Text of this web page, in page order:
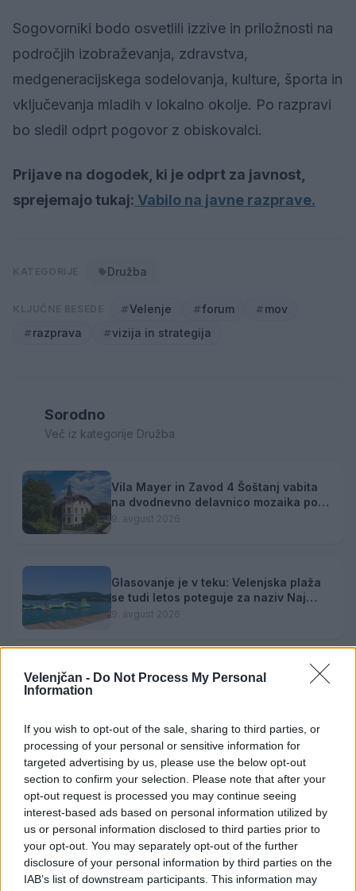
Velenjčan - Do Not Process My Personal
Information
If you wish to opt-out of the sale, sharing to third parties, or
processing of your personal or sensitive information for
targeted advertising by us, please use the below opt-out
section to confirm your selection. Please note that after your
opt-out request is processed you may continue seeing
interest-based ads based on personal information utilized by
us or personal information disclosed to third parties prior to
your opt-out. You may separately opt-out of the further
disclosure of your personal information by third parties on the
IAB’s list of downstream participants. This information may
Sogovorniki bodo osvetlili izzive in priložnosti na
področjih izobraževanja, zdravstva,
medgeneracijskega sodelovanja, kulture, športa in
vključevanja mladih v lokalno okolje. Po razpravi
bo sledil odprt pogovor z obiskovalci.
Prijave na dogodek, ki je odprt za javnost,
sprejemajo tukaj: Vabilo na javne razprave.
Družba
Velenje forum
mov
razprava
vizija in strategija
Sorodno
Več iz kategorije Družba
Vila Mayer in Zavod 4 Šoštanj vabita
na dvodnevno delavnico mozaika pod
mentorstvom Mojce Marije Černivšek
9. avgust 2026
Glasovanje je v teku: Velenjska plaža
se tudi letos poteguje za naziv Naj
kopališče
9. avgust 2026
Zvezde pod zvezdami: Poletni kino
Zavod4 in Zavod za turizem Šaleške
doline vabita na voden ogled Mornove
zijalke
8. avgust 2026